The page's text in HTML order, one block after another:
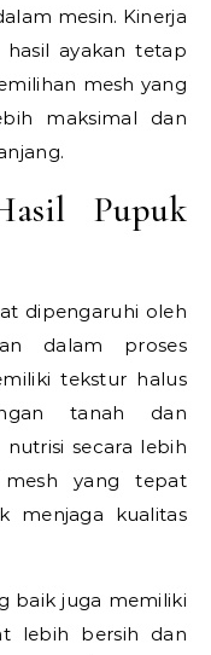
mesin. Kinerja
ayakan tetap
mesh yang
maksimal dan
Pupuk
dipengaruhi oleh
dalam proses
tekstur halus
tanah dan
secara lebih
yang tepat
menjaga kualitas
baik juga memiliki
lebih bersih dan